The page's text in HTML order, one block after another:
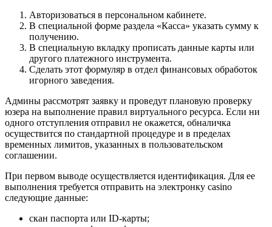
Авторизоваться в персональном кабинете.
В специальной форме раздела «Касса» указать сумму к
получению.
В специальную вкладку прописать данные карты или
другого платежного инструмента.
Сделать этот формуляр в отдел финансовых обработок
игорного заведения.
Админы рассмотрят заявку и проведут плановую проверку
юзера на выполнение правил виртуального ресурса. Если ни
одного отступления отправил не окажется, обналичка
осуществится по стандартной процедуре и в пределах
временных лимитов, указанных в пользовательском
соглашении.
При первом выводе осуществляется идентификация. Для ее
выполнения требуется отправить на электронку casino
следующие данные:
скан паспорта или ID-карты;